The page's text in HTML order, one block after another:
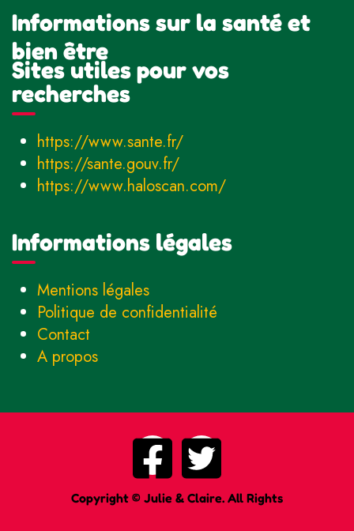
Informations sur la santé et
bien être
Sites utiles pour vos
recherches
https://www.sante.fr/
https://sante.gouv.fr/
https://www.haloscan.com/
Informations légales
Mentions légales
Politique de confidentialité
Contact
A propos
Copyright © Julie & Claire. All Rights